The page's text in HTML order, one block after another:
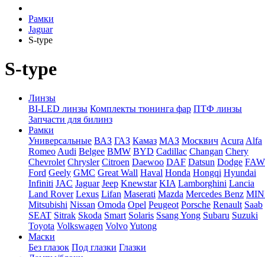
Рамки
Jaguar
S-type
S-type
Линзы
BI-LED линзы Комплекты тюнинга фар ПТФ линзы
Запчасти для билинз
Рамки
Универсальные ВАЗ ГАЗ Камаз МАЗ Москвич Acura Alfa
Romeo Audi Belgee BMW BYD Cadillac Changan Chery
Chevrolet Chrysler Citroen Daewoo DAF Datsun Dodge FAW
Ford Geely GMC Great Wall Haval Honda Hongqi Hyundai
Infiniti JAC Jaguar Jeep Knewstar KIA Lamborghini Lancia
Land Rover Lexus Lifan Maserati Mazda Mercedes Benz
Mitsubishi Nissan Omoda Opel Peugeot Porsche Renault Saab
SEAT Sitrak Skoda Smart Solaris Ssang Yong Subaru Suzuki
Toyota Volkswagen VolvoYutong
Маски
Без глазок Под глазки Глазки